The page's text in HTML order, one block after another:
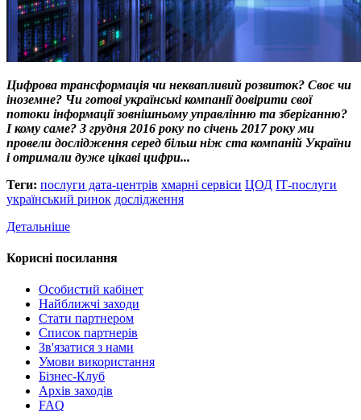
Цифрова трансформація чи неквапливий розвиток? Своє чи
іноземне? Чи готові українські компанії довірити свої
потоки інформації зовнішньому управлінню та зберіганню?
І кому саме? З грудня 2016 року по січень 2017 року ми
провели дослідження серед більш ніж ста компаній України
і отримали дуже цікаві цифри...
Теги: послуги дата-центрів хмарні сервіси ЦОД ІТ-послуги
український ринок дослідження
Детальніше
Корисні посилання
Особистий кабінет
Найближчі заходи
Стати партнером
Список партнерів
Зв'язатися з нами
Умови використання
Бізнес-Клуб
Архів заходів
FAQ